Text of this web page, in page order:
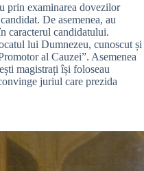
prin examinarea dovezilor
De asemenea, au
caracterul candidatului.
lui Dumnezeu, cunoscut și
al Cauzei”. Asemenea
magistrați își foloseau
juriul care prezida